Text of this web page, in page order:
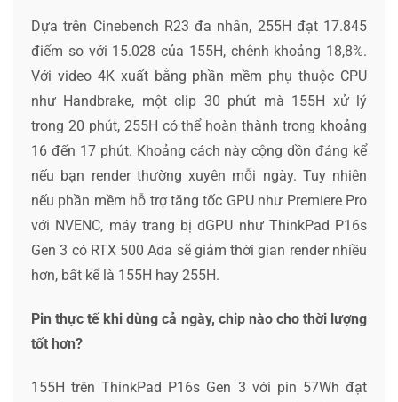
Dựa trên Cinebench R23 đa nhân, 255H đạt 17.845
điểm so với 15.028 của 155H, chênh khoảng 18,8%.
Với video 4K xuất bằng phần mềm phụ thuộc CPU
như Handbrake, một clip 30 phút mà 155H xử lý
trong 20 phút, 255H có thể hoàn thành trong khoảng
16 đến 17 phút. Khoảng cách này cộng dồn đáng kể
nếu bạn render thường xuyên mỗi ngày. Tuy nhiên
nếu phần mềm hỗ trợ tăng tốc GPU như Premiere Pro
với NVENC, máy trang bị dGPU như ThinkPad P16s
Gen 3 có RTX 500 Ada sẽ giảm thời gian render nhiều
hơn, bất kể là 155H hay 255H.
Pin thực tế khi dùng cả ngày, chip nào cho thời lượng
tốt hơn?
155H trên ThinkPad P16s Gen 3 với pin 57Wh đạt